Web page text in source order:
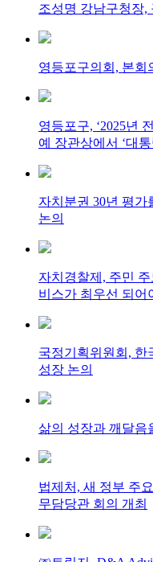
조성명 강남구청장,
영등포구의회, 본회
영등포구, ‘2025년
예 장관상에서 ‘대
자치분권 30년 평가
논의
자치경찰제, 주민
비스가 최우선 되어
국정기획위원회,
성장 논의
삶의 성장과 깨달음
법제처, 새 정부 주
무담당관 회의 개최